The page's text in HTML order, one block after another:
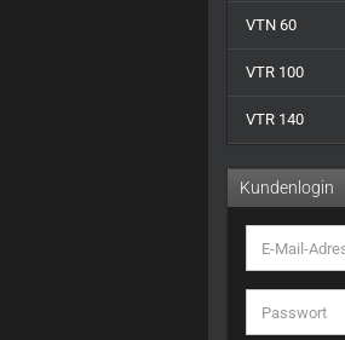
VTN 60
VTR 100
VTR 140
Kundenlogin
E-
Mail-
Adresse
Passwort